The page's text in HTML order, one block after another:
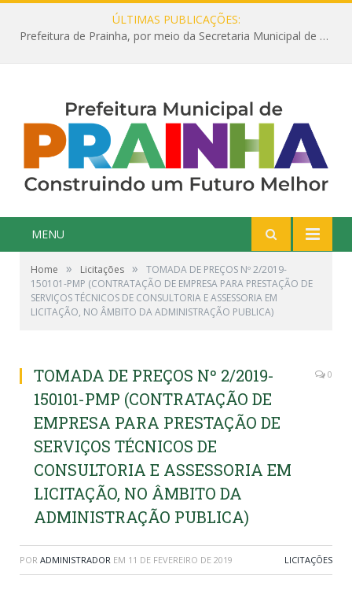
ÚLTIMAS PUBLICAÇÕES:
Prefeitura de Prainha, por meio da Secretaria Municipal de Educação, abre 354 vagas na área da Educação para 2025 com processo seletivo simplificado
MENU
Home » Licitações »
TOMADA DE PREÇOS Nº 2/2019-
150101-PMP (CONTRATAÇÃO DE EMPRESA PARA PRESTAÇÃO DE
SERVIÇOS TÉCNICOS DE CONSULTORIA E ASSESSORIA EM
LICITAÇÃO, NO ÂMBITO DA ADMINISTRAÇÃO PUBLICA)
TOMADA DE PREÇOS Nº 2/2019-
150101-PMP (CONTRATAÇÃO DE
EMPRESA PARA PRESTAÇÃO DE
SERVIÇOS TÉCNICOS DE
CONSULTORIA E ASSESSORIA EM
LICITAÇÃO, NO ÂMBITO DA
ADMINISTRAÇÃO PUBLICA)
0
POR ADMINISTRADOR EM 11 DE FEVEREIRO DE 2019 LICITAÇÕES